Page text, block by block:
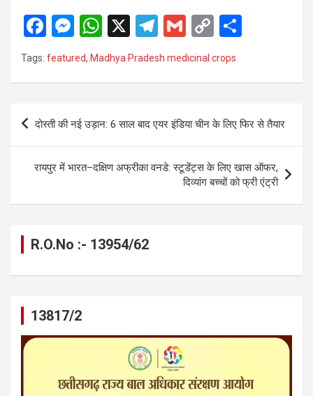
F
a
ce
o
k
M
es
se
g
er
W
h
at
A
p
X
T
el
e
a
m
G
m
ail
C
py
n
Tags: featured, Madhya Pradesh medicinal crops
Post
navigation
दोस्ती की नई उड़ान: 6 साल बाद एयर इंडिया चीन के लिए फिर से तैयार
रायपुर में भारत–दक्षिण अफ्रीका वनडे: स्टूडेंट्स के लिए खास ऑफर,
दिव्यांग बच्चों को फ्री एंट्री
R.O.No :- 13954/62
13817/2